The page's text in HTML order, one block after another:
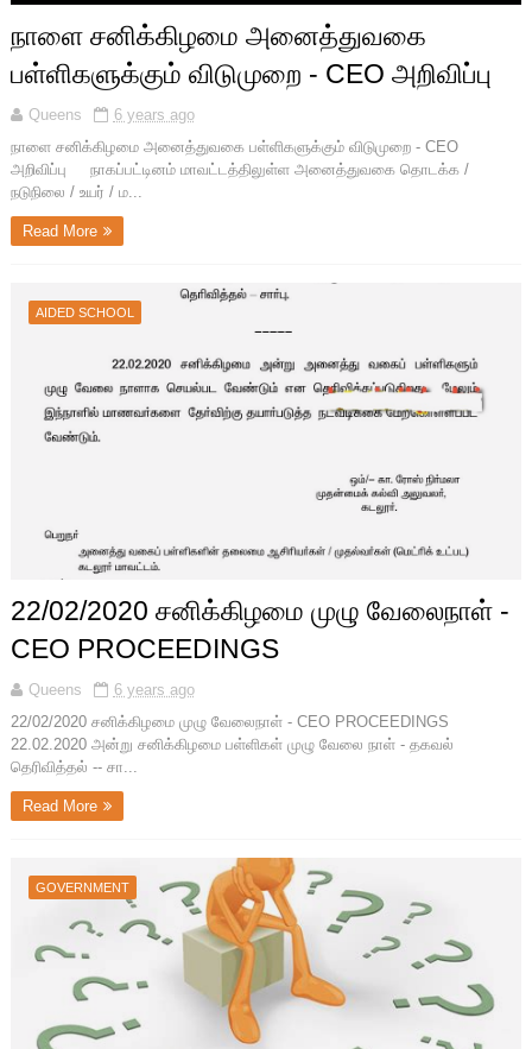
நாளை சனிக்கிழமை அனைத்துவகை
பள்ளிகளுக்கும் விடுமுறை - CEO அறிவிப்பு
Queens
6 years ago
நாளை சனிக்கிழமை அனைத்துவகை பள்ளிகளுக்கும் விடுமுறை - CEO
அறிவிப்பு நாகப்பட்டினம் மாவட்டத்திலுள்ள அனைத்துவகை தொடக்க /
நடுநிலை / உயர் / ம...
Read More
AIDED SCHOOL
22/02/2020 சனிக்கிழமை முழு வேலைநாள் -
CEO PROCEEDINGS
Queens
6 years ago
22/02/2020 சனிக்கிழமை முழு வேலைநாள் - CEO PROCEEDINGS
22.02.2020 அன்று சனிக்கிழமை பள்ளிகள்‌ முழு வேலை நாள்‌ - தகவல்‌
தெரிவித்தல்‌ -- சா...
Read More
GOVERNMENT